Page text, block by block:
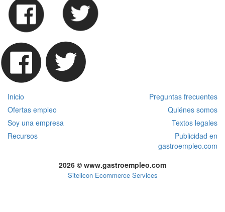
Inicio
Preguntas frecuentes
Ofertas empleo
Quiénes somos
Soy una empresa
Textos legales
Recursos
Publicidad en
gastroempleo.com
2026 © www.gastroempleo.com
Sitelicon Ecommerce Services